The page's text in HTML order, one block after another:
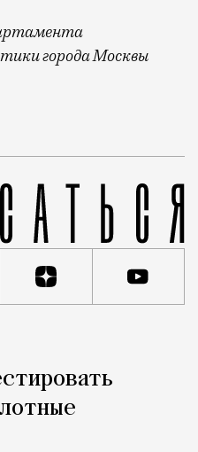
города Москвы
праздник День